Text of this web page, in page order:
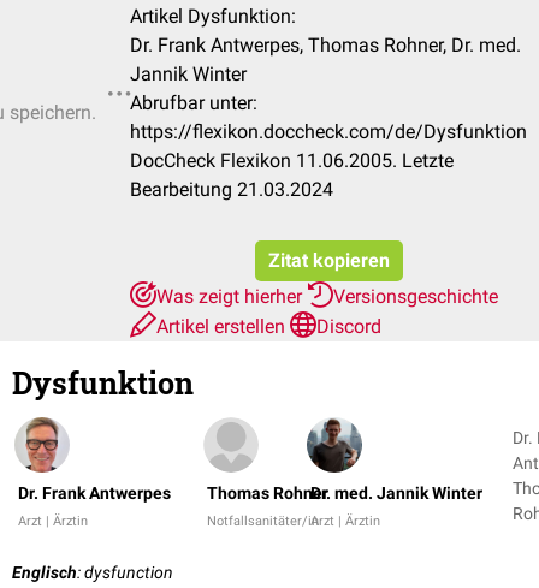
speichern.
Artikel Dysfunktion:
Dr. Frank Antwerpes, Thomas Rohner, Dr. med.
Jannik Winter
Abrufbar unter:
https://flexikon.doccheck.com/de/Dysfunktion
DocCheck Flexikon 11.06.2005. Letzte
Bearbeitung 21.03.2024
Zitat kopieren
Was zeigt hierher
Versionsgeschichte
Artikel erstellen
Discord
Dysfunktion
Dr. Frank Antwerpes
Arzt | Ärztin
Thomas Rohner
Notfallsanitäter/in
Dr. med. Jannik Winter
Arzt | Ärztin
Dr.
Englisch: dysfunction